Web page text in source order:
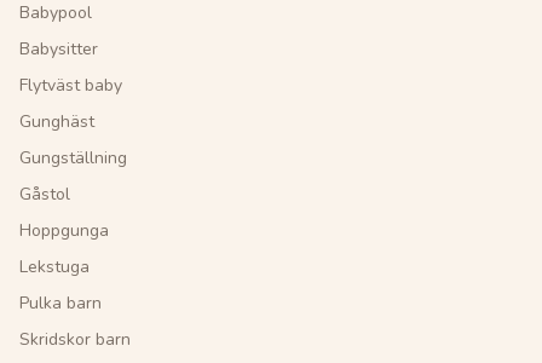
Babypool
Babysitter
Flytväst baby
Gunghäst
Gungställning
Gåstol
Hoppgunga
Lekstuga
Pulka barn
Skridskor barn